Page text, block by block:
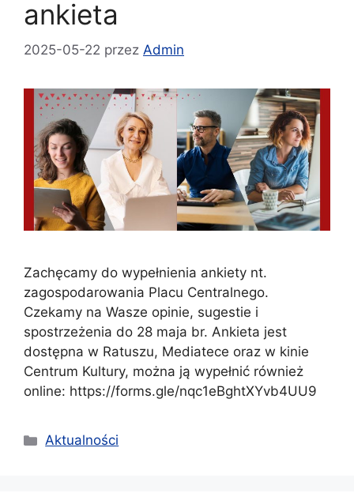
ankieta
2025-05-22 przez Admin
Zachęcamy do wypełnienia ankiety nt.
zagospodarowania Placu Centralnego.
Czekamy na Wasze opinie, sugestie i
spostrzeżenia do 28 maja br. Ankieta jest
dostępna w Ratuszu, Mediatece oraz w kinie
Centrum Kultury, można ją wypełnić również
online: https://forms.gle/nqc1eBghtXYvb4UU9
Kategorie
Aktualności